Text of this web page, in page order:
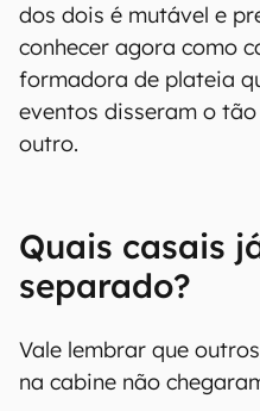
dos dois é mutável e
conhecer agora como
formadora de plateia
eventos disseram o
outro.
Quais casais
separado?
Vale lembrar que
na cabine não